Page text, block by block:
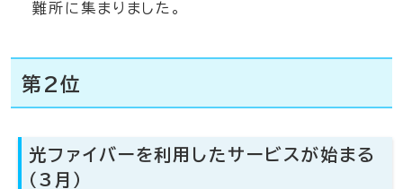
難所に集まりました。
第2位
光ファイバーを利用したサービスが始まる
（3月）